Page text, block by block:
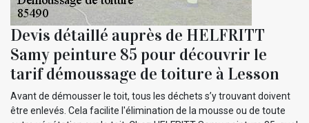
Devis détaillé auprès de HELFRITT
Samy peinture 85 pour découvrir le
tarif démoussage de toiture à Lesson
Avant de démousser le toit, tous les déchets s’y trouvant doivent
être enlevés. Cela facilite l'élimination de la mousse ou de toute